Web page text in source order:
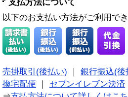
支払方法について
以下のお支払い方法がご利用で
売掛取引(後払い)
銀行振込(後
換宅配便
セブンイレブン決済